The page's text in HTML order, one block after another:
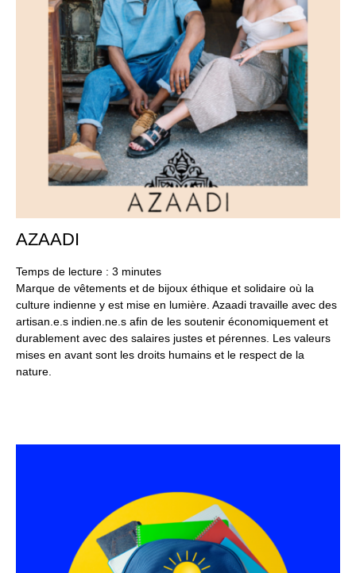
AZAADI
Temps de lecture : 3 minutes
Marque de vêtements et de bijoux éthique et solidaire où la
culture indienne y est mise en lumière. Azaadi travaille avec des
artisan.e.s indien.ne.s afin de les soutenir économiquement et
durablement avec des salaires justes et pérennes. Les valeurs
mises en avant sont les droits humains et le respect de la
nature.